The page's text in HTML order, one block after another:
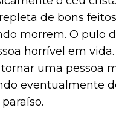
de bons
morrem. O pulo
horrível em
uma pessoa
eventualmente